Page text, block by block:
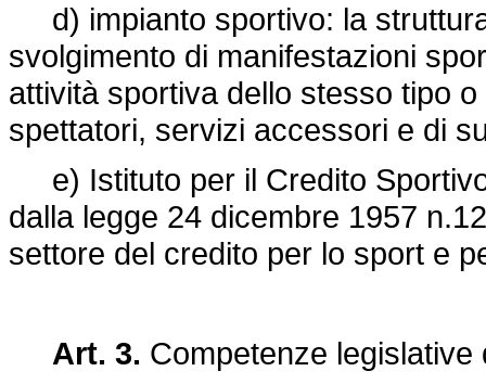
d) impianto sportivo: la
svolgimento di manifestazioni
attività sportiva dello stesso tipo
spettatori, servizi accessori e di
e) Istituto per il Credito
dalla legge 24 dicembre 1957
settore del credito per lo sport e
Art. 3. Competenze